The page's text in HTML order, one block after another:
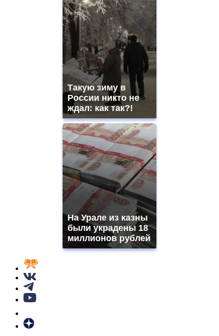
Такую зиму в
России никто не
ждал: как так?!
На Урале из казны
были украдены 18
миллионов рублей